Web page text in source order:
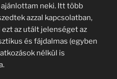
ajánlottam neki. Itt több
azzal kapcsolatban,
az utált jelenséget az
és fájdalmas (egyben
nélkül is